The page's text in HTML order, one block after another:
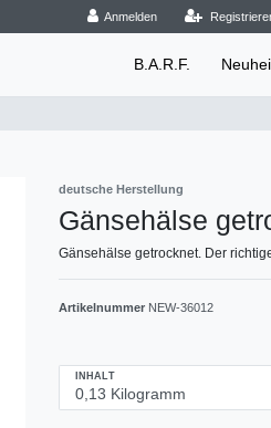
Anmelden
B.A.R.F.
deutsche Herstellung
Gänsehälse
Gänsehälse getrocknet. Der
Artikelnummer NEW-36012
INHALT